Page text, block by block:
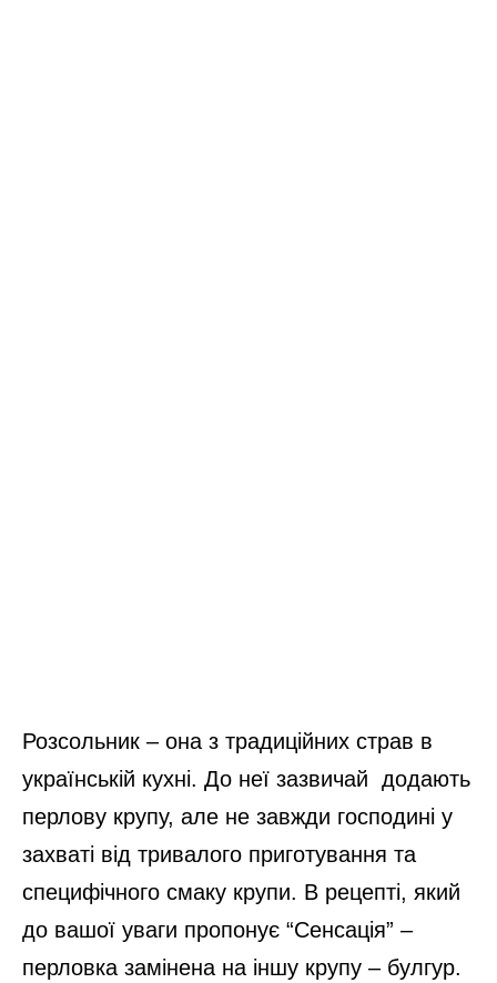
Розсольник – она з традиційних страв в
українській кухні. До неї зазвичай додають
перлову крупу, але не завжди господині у
захваті від тривалого приготування та
специфічного смаку крупи. В рецепті, який
до вашої уваги пропонує “Сенсація” –
перловка замінена на іншу крупу – булгур.